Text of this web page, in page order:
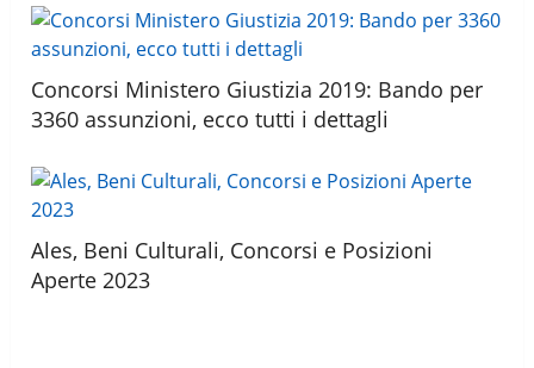
Concorsi Ministero Giustizia 2019: Bando per
3360 assunzioni, ecco tutti i dettagli
Ales, Beni Culturali, Concorsi e Posizioni
Aperte 2023